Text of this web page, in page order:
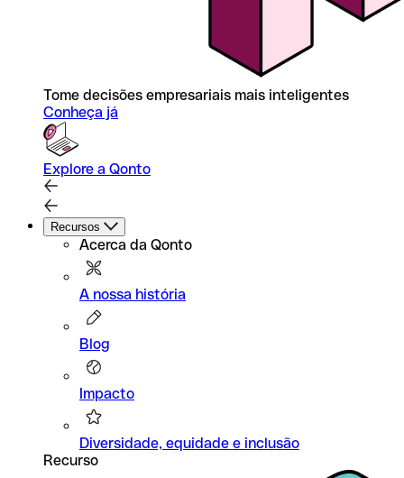
Tome decisões empresariais mais inteligentes
Conheça já
Explore a Qonto
Recursos
Acerca da Qonto
A nossa história
Blog
Impacto
Diversidade, equidade e inclusão
Recurso